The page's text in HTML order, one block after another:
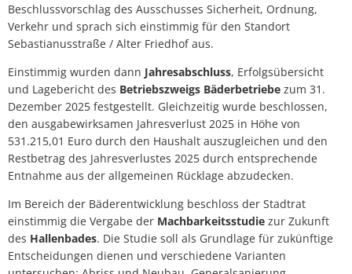
Beschlussvorschlag des Ausschusses Sicherheit, Ordnung,
Verkehr und sprach sich einstimmig für den Standort
Sebastianusstraße / Alter Friedhof aus.
Einstimmig wurden dann Jahresabschluss, Erfolgsübersicht
und Lagebericht des Betriebszweigs Bäderbetriebe zum 31.
Dezember 2025 festgestellt. Gleichzeitig wurde beschlossen,
den ausgabewirksamen Jahresverlust 2025 in Höhe von
531.215,01 Euro durch den Haushalt auszugleichen und den
Restbetrag des Jahresverlustes 2025 durch entsprechende
Entnahme aus der allgemeinen Rücklage abzudecken.
Im Bereich der Bäderentwicklung beschloss der Stadtrat
einstimmig die Vergabe der Machbarkeitsstudie zur Zukunft
des Hallenbades. Die Studie soll als Grundlage für zukünftige
Entscheidungen dienen und verschiedene Varianten